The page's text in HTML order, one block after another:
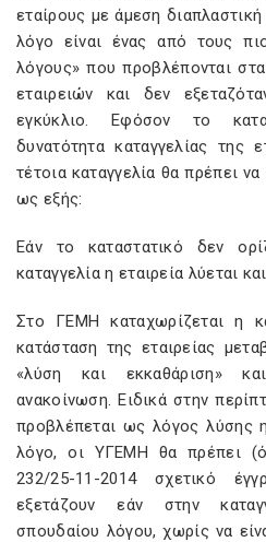
εταίρους με άμεση
λόγο είναι ένας από τους
λόγους» που προβλέπονται
εταιρειών και δεν
εγκύκλιο. Εφόσον το
δυνατότητα καταγγελίας της
τέτοια καταγγελία θα πρέπει
ως εξής:
Εάν το καταστατικό δεν
καταγγελία η εταιρεία λύεται
Στο ΓΕΜΗ καταχωρίζεται η
κατάσταση της εταιρείας
«λύση και εκκαθάριση»
ανακοίνωση. Ειδικά στην
προβλέπεται ως λόγος λύσης
λόγο, οι ΥΓΕΜΗ θα πρέπει
232/25-11-2014 σχετικό
εξετάζουν εάν στην
σπουδαίου λόγου, χωρίς να